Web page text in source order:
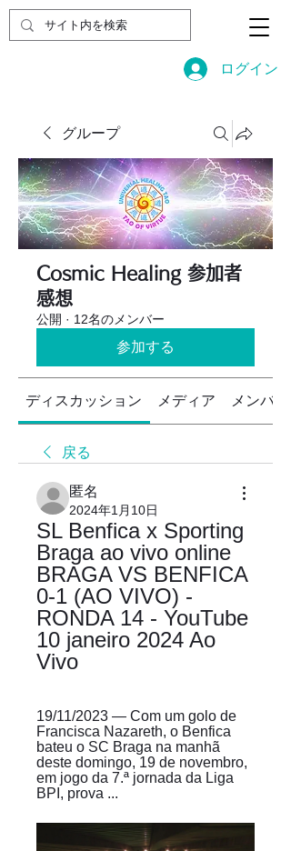
ログイン
グループ
Cosmic Healing 参加者
感想
公開 · 12名のメンバー
参加する
ディスカッション メディア メンバー
戻る
匿名
2024年1月10日
SL Benfica x Sporting
Braga ao vivo online
BRAGA VS BENFICA
0-1 (AO VIVO) -
RONDA 14 - YouTube
10 janeiro 2024 Ao
Vivo
19/11/2023 — Com um golo de
Francisca Nazareth, o Benfica
bateu o SC Braga na manhã
deste domingo, 19 de novembro,
em jogo da 7.ª jornada da Liga
BPI, prova ...